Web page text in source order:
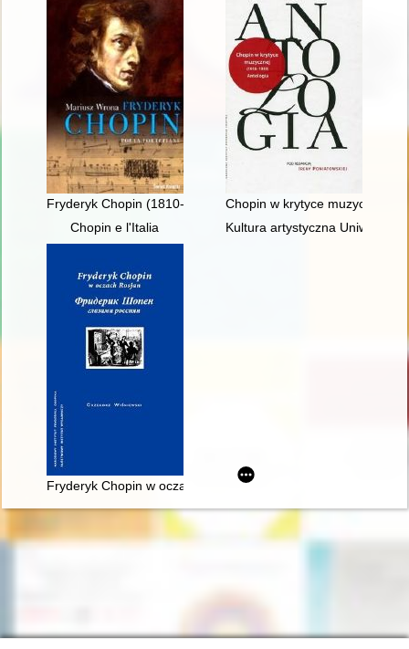
Fryderyk Chopin (1810-1849). Poeta fortepianu
Chopin w krytyce muzycznej
Chopin e l'Italia
Kultura artystyczna
Fryderyk Chopin w oczach Rosjan. Antologia. Friderik źopen